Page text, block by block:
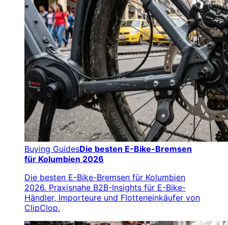
Buying GuidesDie besten E-Bike-Bremsen
für Kolumbien 2026
Die besten E-Bike-Bremsen für Kolumbien
2026. Praxisnahe B2B-Insights für E-Bike-
Händler, Importeure und Flotteneinkäufer von
ClipClop.